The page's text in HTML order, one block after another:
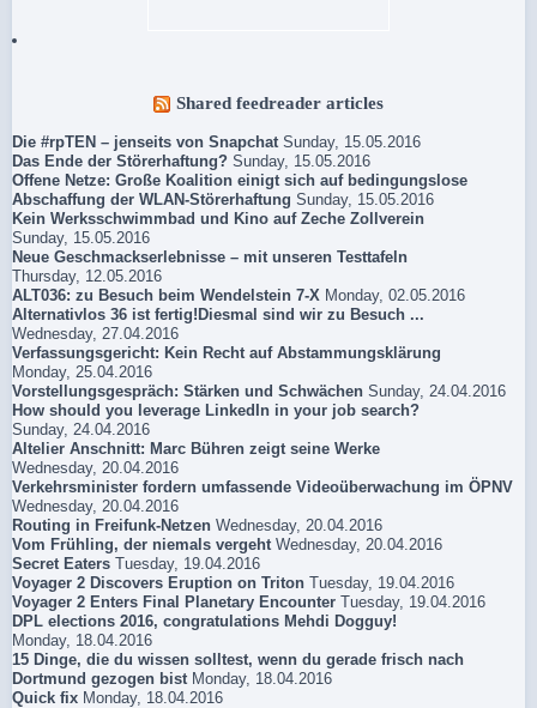
Shared feedreader articles
Die #rpTEN – jenseits von Snapchat Sunday, 15.05.2016
Das Ende der Störerhaftung? Sunday, 15.05.2016
Offene Netze: Große Koalition einigt sich auf bedingungslose
Abschaffung der WLAN-Störerhaftung Sunday, 15.05.2016
Kein Werksschwimmbad und Kino auf Zeche Zollverein
Sunday, 15.05.2016
Neue Geschmackserlebnisse – mit unseren Testtafeln
Thursday, 12.05.2016
ALT036: zu Besuch beim Wendelstein 7-X Monday, 02.05.2016
Alternativlos 36 ist fertig!Diesmal sind wir zu Besuch ...
Wednesday, 27.04.2016
Verfassungsgericht: Kein Recht auf Abstammungsklärung
Monday, 25.04.2016
Vorstellungsgespräch: Stärken und Schwächen Sunday, 24.04.2016
How should you leverage LinkedIn in your job search?
Sunday, 24.04.2016
Altelier Anschnitt: Marc Bühren zeigt seine Werke
Wednesday, 20.04.2016
Verkehrsminister fordern umfassende Videoüberwachung im ÖPNV
Wednesday, 20.04.2016
Routing in Freifunk-Netzen Wednesday, 20.04.2016
Vom Frühling, der niemals vergeht Wednesday, 20.04.2016
Secret Eaters Tuesday, 19.04.2016
Voyager 2 Discovers Eruption on Triton Tuesday, 19.04.2016
Voyager 2 Enters Final Planetary Encounter Tuesday, 19.04.2016
DPL elections 2016, congratulations Mehdi Dogguy!
Monday, 18.04.2016
15 Dinge, die du wissen solltest, wenn du gerade frisch nach
Dortmund gezogen bist Monday, 18.04.2016
Quick fix Monday, 18.04.2016